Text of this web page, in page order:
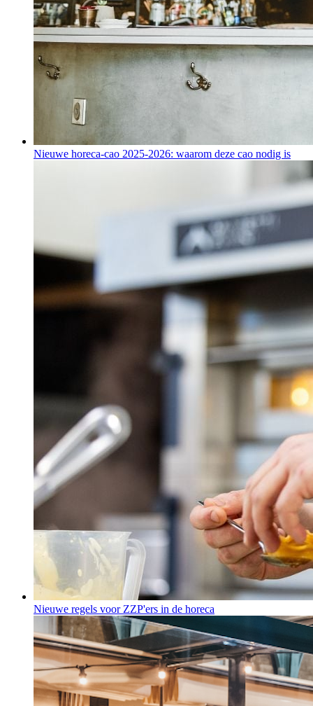
Nieuwe horeca-cao 2025-2026: waarom deze cao nodig is
Nieuwe regels voor ZZP'ers in de horeca